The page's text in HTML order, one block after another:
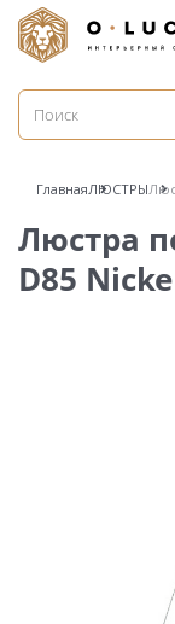
ГлавнаяЛЮСТРЫ
Люстра
D85